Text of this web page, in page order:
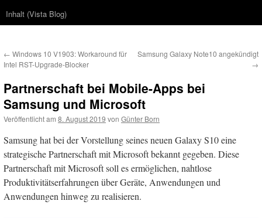
Inhalt (Vista Blog)
← Windows 10 V1903: Workaround für
Intel RST-Upgrade-Blocker
Samsung Galaxy Note10 angekündigt
→
Partnerschaft bei Mobile-Apps bei
Samsung und Microsoft
Veröffentlicht am 8. August 2019 von Günter Born
Samsung hat bei der Vorstellung seines neuen Galaxy S10 eine
strategische Partnerschaft mit Microsoft bekannt gegeben. Diese
Partnerschaft mit Microsoft soll es ermöglichen, nahtlose
Produktivitätserfahrungen über Geräte, Anwendungen und
Anwendungen hinweg zu realisieren.